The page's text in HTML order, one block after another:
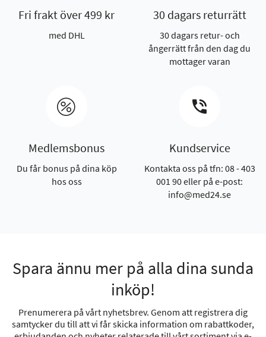
Fri frakt över 499 kr
med DHL
30 dagars returrätt
30 dagars retur- och
ångerrätt från den dag du
mottager varan
Medlemsbonus
Du får bonus på dina köp
hos oss
Kundservice
Kontakta oss på tfn: 08 - 403
001 90 eller på e-post:
info@med24.se
Spara ännu mer på alla dina sunda
inköp!
Prenumerera på vårt nyhetsbrev. Genom att registrera dig
samtycker du till att vi får skicka information om rabattkoder,